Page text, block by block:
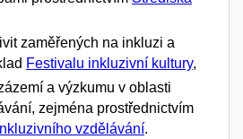
zaměřených na inkluzi a
Festivalu inkluzivní kultury,
a výzkumu v oblasti
zejména prostřednictvím
vzdělávání.